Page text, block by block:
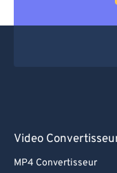
Video
MP4 Convertisseur